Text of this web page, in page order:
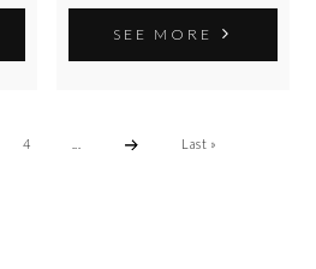
SEE MORE
4 Last »